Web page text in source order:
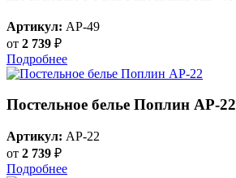
Артикул: AP-49
от 2 739 ₽
Подробнее
Постельное белье Поплин AP-22
Артикул: AP-22
от 2 739 ₽
Подробнее